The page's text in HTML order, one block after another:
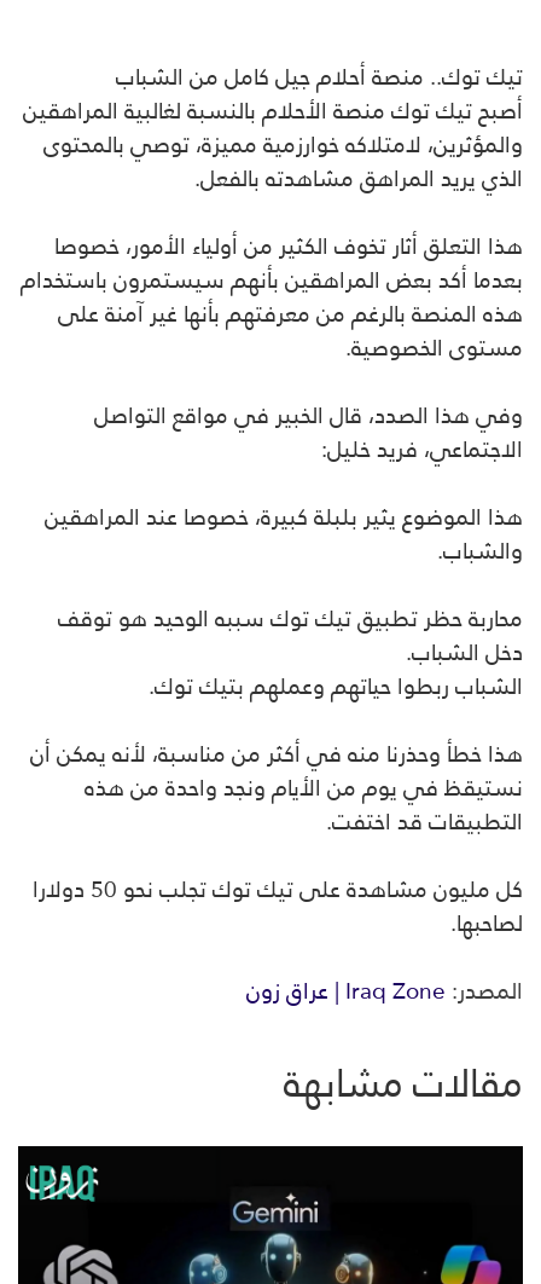
تيك توك.. منصة أحلام جيل كامل من الشباب
أصبح تيك توك منصة الأحلام بالنسبة لغالبية المراهقين
والمؤثرين، لامتلاكه خوارزمية مميزة، توصي بالمحتوى
الذي يريد المراهق مشاهدته بالفعل.
هذا التعلق أثار تخوف الكثير من أولياء الأمور، خصوصا
بعدما أكد بعض المراهقين بأنهم سيستمرون باستخدام
هذه المنصة بالرغم من معرفتهم بأنها غير آمنة على
مستوى الخصوصية.
وفي هذا الصدد، قال الخبير في مواقع التواصل
الاجتماعي، فريد خليل:
هذا الموضوع يثير بلبلة كبيرة، خصوصا عند المراهقين
والشباب.
محاربة حظر تطبيق تيك توك سببه الوحيد هو توقف
دخل الشباب.
الشباب ربطوا حياتهم وعملهم بتيك توك.
هذا خطأ وحذرنا منه في أكثر من مناسبة، لأنه يمكن أن
نستيقظ في يوم من الأيام ونجد واحدة من هذه
التطبيقات قد اختفت.
كل مليون مشاهدة على تيك توك تجلب نحو 50 دولارا
لصاحبها.
المصدر:Iraq Zone | عراق زون
مقالات مشابهة